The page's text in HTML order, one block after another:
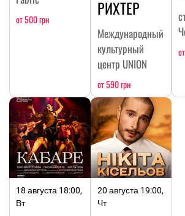
от 500 грн
РИХТЕР
Международный
культурный
центр UNION
от 590 грн
18 августа 18:00,
Вт
20 августа 19:00,
Чт